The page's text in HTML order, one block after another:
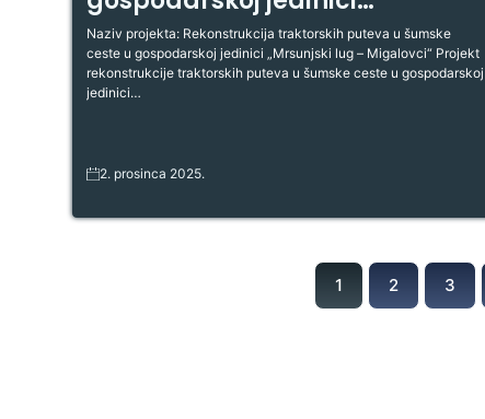
„Mrsunjski lug – Migalovci“
Naziv projekta: Rekonstrukcija traktorskih puteva u šumske
ceste u gospodarskoj jedinici „Mrsunjski lug – Migalovci“ Projekt
rekonstrukcije traktorskih puteva u šumske ceste u gospodarskoj
jedinici…
2. prosinca 2025.
1 2 3